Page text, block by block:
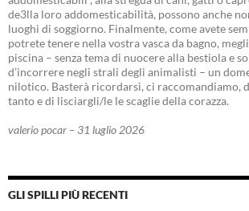
de3lla loro addomesticabilità, possono anche
luoghi di soggiorno. Finalmente, come avete
potrete tenere nella vostra vasca da bagno,
piscina – senza tema di nuocere alla bestiola e
d’incorrere negli strali degli animalisti – un
nilotico. Basterà ricordarsi, ci raccomandiamo,
tanto e di lisciargli/le le scaglie della corazza.
valerio pocar – 31 luglio 2026
GLI SPILLI PIÙ RECENTI